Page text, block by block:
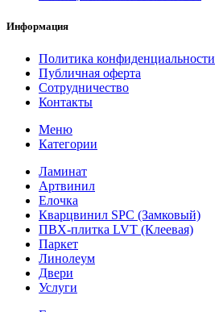
Информация
Политика конфиденциальности
Публичная оферта
Сотрудничество
Контакты
Меню
Категории
Ламинат
Артвинил
Елочка
Кварцвинил SPC (Замковый)
ПВХ-плитка LVT (Клеевая)
Паркет
Линолеум
Двери
Услуги